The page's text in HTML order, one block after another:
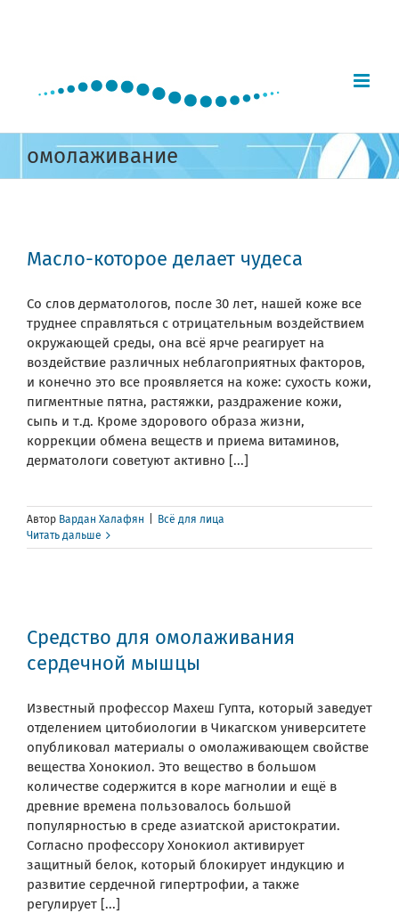
омолаживание
Масло-которое делает чудеса
Со слов дерматологов, после 30 лет, нашей коже все
труднее справляться с отрицательным воздействием
окружающей среды, она всё ярче реагирует на
воздействие различных неблагоприятных факторов,
и конечно это все проявляется на коже: сухость кожи,
пигментные пятна, растяжки, раздражение кожи,
сыпь и т.д. Кроме здорового образа жизни,
коррекции обмена веществ и приема витаминов,
дерматологи советуют активно [...]
Автор Вардан Халафян
Всё для лица
Читать дальше
Средство для омолаживания
сердечной мышцы
Известный профессор Махеш Гупта, который заведует
отделением цитобиологии в Чикагском университете
опубликовал материалы о омолаживающем свойстве
вещества Хонокиол. Это вещество в большом
количестве содержится в коре магнолии и ещё в
древние времена пользовалось большой
популярностью в среде азиатской аристократии.
Согласно профессору Хонокиол активирует
защитный белок, который блокирует индукцию и
развитие сердечной гипертрофии, а также
регулирует [...]